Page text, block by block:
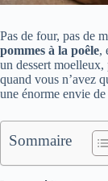
Pas de four, pas de
pommes à la poêle,
un dessert
quand vous n’avez
une énorme envie de
Sommaire